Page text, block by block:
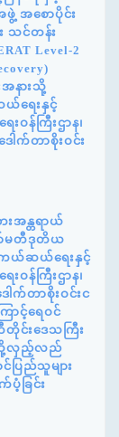
အစောပိုင်း
သင်တန်း
Level-2
နားသို့
ရေးနှင့်
းဝန်ကြီးဌာန၊
ေါက်တာစိုးဝင်း
အန္တရာယ်
ာ်မတီဒုတိယ
ကယ်ဆယ်ရေးနှင့်
းဝန်ကြီးဌာန၊
ါက်တာစိုးဝင်းင
ာင့်ရေဝင်
င်းဒေသကြီး
သို့လှည့်လည်
ပြည်သူများ
ပံ့ခြင်း